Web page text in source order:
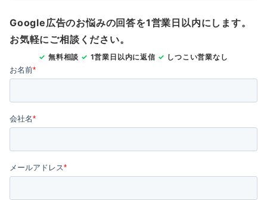
Google広告のお悩みの回答を1営業日以内にします。
お気軽にご相談ください。
✓ 無料相談 ✓ 1営業日以内に返信 ✓ しつこい営業なし